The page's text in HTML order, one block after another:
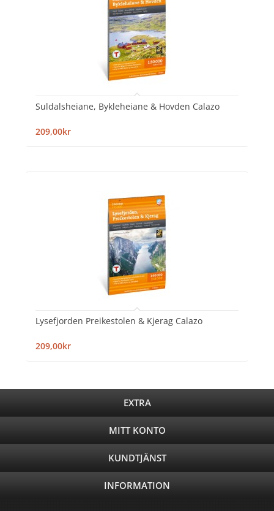
Suldalsheiane, Bykleheiane & Hovden Calazo
209,00kr
Lysefjorden Preikestolen & Kjerag Calazo
209,00kr
EXTRA
MITT KONTO
KUNDTJÄNST
INFORMATION